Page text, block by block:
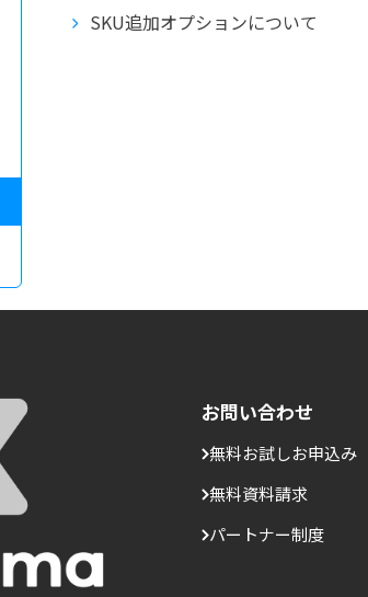
SKU追加オプションについて
お問い合わせ
無料お試しお申込み
無料資料請求
パートナー制度